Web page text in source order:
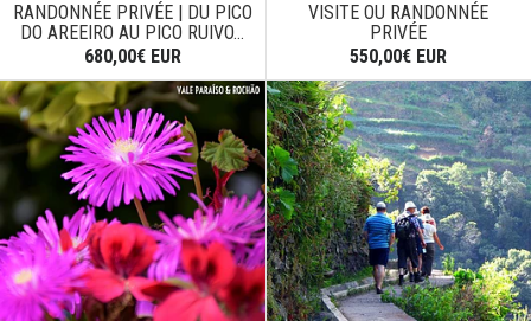
RANDONNÉE PRIVÉE | DU PICO
DO AREEIRO AU PICO RUIVO...
680,00€ EUR
VISITE OU RANDONNÉE
PRIVÉE
550,00€ EUR